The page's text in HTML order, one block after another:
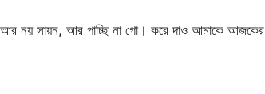
আর নয় সায়ন, আর পাচ্ছি না গো। করে দাও আমাকে আজকের